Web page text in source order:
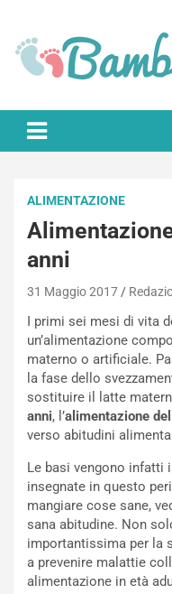
content
Bambino.it
ALIMENTAZIONE
anni
31 Maggio 2017
I primi sei mesi di vita
un’alimentazione
materno o artificiale.
la fase dello
sostituire il latte
anni, l’alimentazione
verso abitudini
Le basi vengono infatti
insegnate in questo
mangiare cose sane,
sana abitudine. Non
importantissima per la
a prevenire malattie
alimentazione in età